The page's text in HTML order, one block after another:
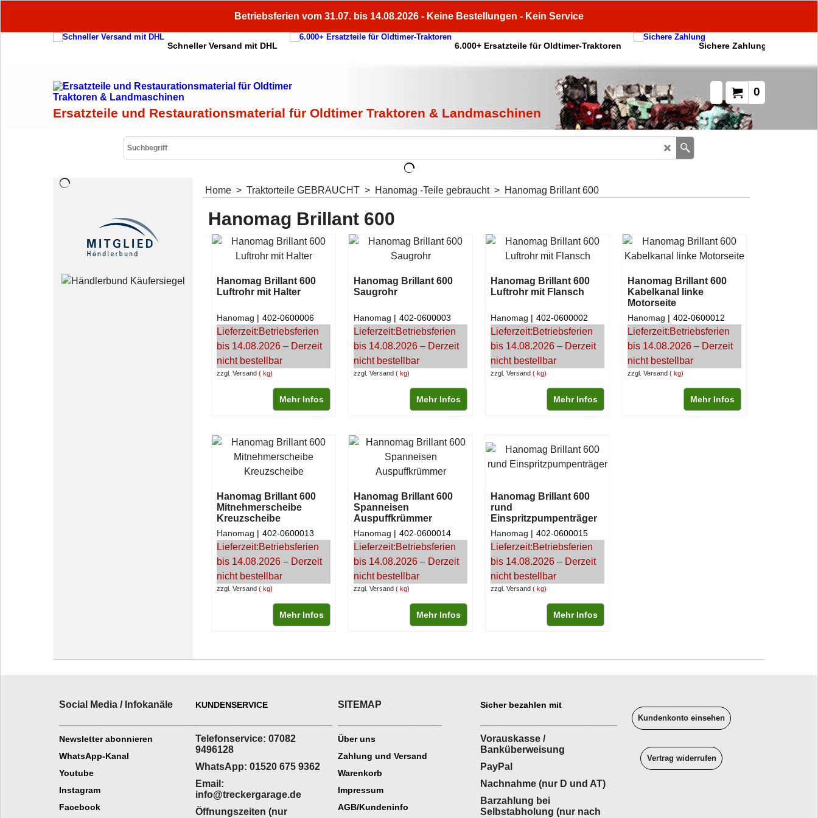
Betriebsferien vom 31.07. bis 14.08.2026 - Keine Bestellungen - Kein Service
Schneller Versand mit DHL 6.000+ Ersatzteile für Oldtimer-Traktoren Sichere Zahlung
0
Ersatzteile und Restaurationsmaterial für Oldtimer Traktoren & Landmaschinen
Home > Traktorteile GEBRAUCHT > Hanomag -Teile gebraucht> Hanomag Brillant 600
Hanomag Brillant 600
Hanomag Brillant 600
Luftrohr mit Halter
zzgl. Versand kg
Hanomag 402-0600006
Lieferzeit:Betriebsferien
bis 14.08.2026 – Derzeit
nicht bestellbar
Mehr Infos
Hanomag Brillant 600
Saugrohr
zzgl. Versand kg
Hanomag 402-0600003
Lieferzeit:Betriebsferien
bis 14.08.2026 – Derzeit
nicht bestellbar
Mehr Infos
Hanomag Brillant 600
Luftrohr mit Flansch
zzgl. Versand kg
Hanomag 402-0600002
Lieferzeit:Betriebsferien
bis 14.08.2026 – Derzeit
nicht bestellbar
Mehr Infos
Hanomag Brillant 600
Kabelkanal linke
Motorseite
zzgl. Versand kg
Hanomag 402-0600012
Lieferzeit:Betriebsferien
bis 14.08.2026 – Derzeit
nicht bestellbar
Mehr Infos
Hanomag Brillant 600
Mitnehmerscheibe
Kreuzscheibe
zzgl. Versand kg
Hanomag 402-0600013
Lieferzeit:Betriebsferien
bis 14.08.2026 – Derzeit
nicht bestellbar
Mehr Infos
Hanomag Brillant 600
Spanneisen
Auspuffkrümmer
zzgl. Versand kg
Hanomag 402-0600014
Lieferzeit:Betriebsferien
bis 14.08.2026 – Derzeit
nicht bestellbar
Mehr Infos
Hanomag Brillant 600
rund
Einspritzpumpenträger
zzgl. Versand kg
Hanomag 402-0600015
Lieferzeit:Betriebsferien
bis 14.08.2026 – Derzeit
nicht bestellbar
Mehr Infos
Social Media / Infokanäle
Newsletter abonnieren
WhatsApp-Kanal
Youtube
Instagram
Facebook
KUNDENSERVICE
Telefonservice: 07082
9496128
WhatsApp: 01520 675 9362
Email:
info@treckergarage.de
Öffnungszeiten (nur
SITEMAP
Über uns
Zahlung und Versand
Warenkorb
Impressum
AGB/Kundeninfo
Sicher bezahlen mit
Vorauskasse /
Banküberweisung
PayPal
Nachnahme (nur D und AT)
Barzahlung bei
Selbstabholung (nur nach
Kundenkonto einsehen
Vertrag widerrufen